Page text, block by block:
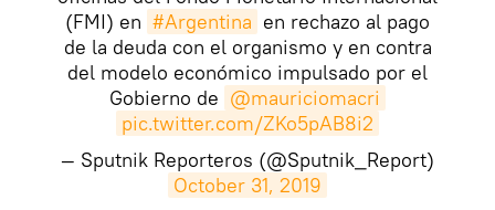
(FMI) en #Argentina en rechazo al pago
de la deuda con el organismo y en contra
del modelo económico impulsado por el
Gobierno de @mauriciomacri
pic.twitter.com/ZKo5pAB8i2
— Sputnik Reporteros (@Sputnik_Report)
October 31, 2019